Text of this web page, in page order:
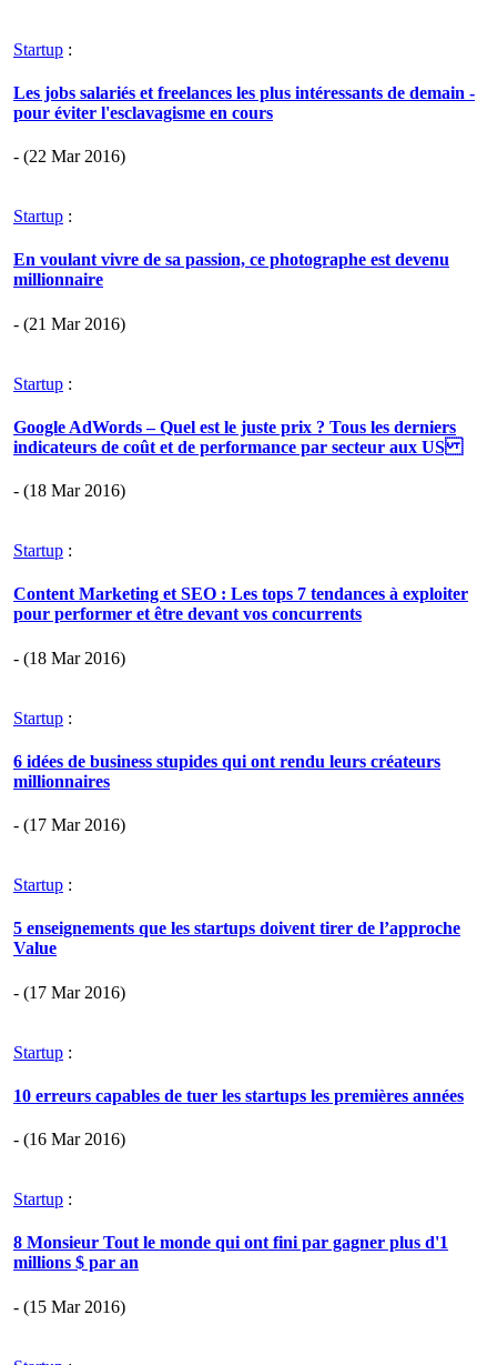
Startup :
Les jobs salariés et freelances les plus intéressants de demain -
pour éviter l'esclavagisme en cours
- (22 Mar 2016)
Startup :
En voulant vivre de sa passion, ce photographe est devenu
millionnaire
- (21 Mar 2016)
Startup :
Google AdWords – Quel est le juste prix ? Tous les derniers
indicateurs de coût et de performance par secteur aux US
- (18 Mar 2016)
Startup :
Content Marketing et SEO : Les tops 7 tendances à exploiter
pour performer et être devant vos concurrents
- (18 Mar 2016)
Startup :
6 idées de business stupides qui ont rendu leurs créateurs
millionnaires
- (17 Mar 2016)
Startup :
5 enseignements que les startups doivent tirer de l’approche
Value
- (17 Mar 2016)
Startup :
10 erreurs capables de tuer les startups les premières années
- (16 Mar 2016)
Startup :
8 Monsieur Tout le monde qui ont fini par gagner plus d'1
millions $ par an
- (15 Mar 2016)